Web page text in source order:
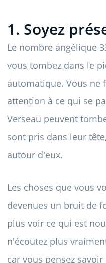
1. Soyez
Le nombre angélique
vous tombez dans le
automatique. Vous ne
attention à ce qui se
Verseau peuvent
sont pris dans leur
autour d'eux.
Les choses que vous
devenues un bruit de
plus voir ce qui est
n'écoutez plus
car vous pensez